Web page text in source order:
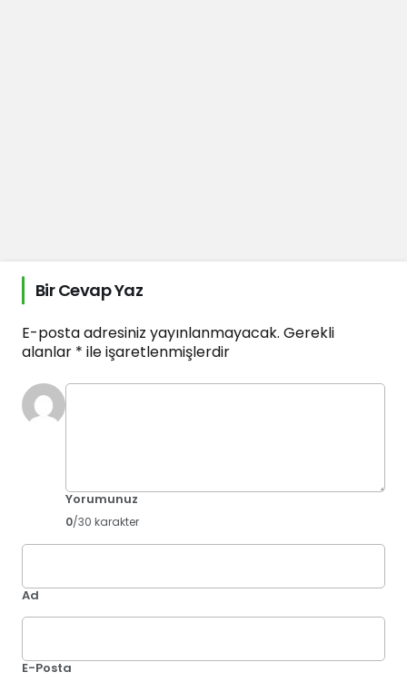
Bir Cevap Yaz
E-posta adresiniz yayınlanmayacak. Gerekli
alanlar * ile işaretlenmişlerdir
Yorumunuz
0/30 karakter
Ad
E-Posta